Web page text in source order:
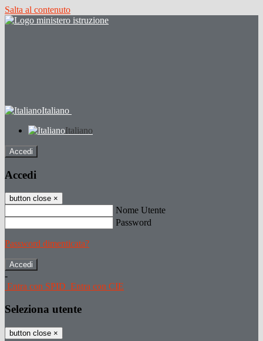
Salta al contenuto
Italiano
Italiano
Accedi
Accedi
button close ×
Nome Utente
Password
Password dimenticata?
-
Entra con SPID Entra con CIE
Seleziona utente
button close ×